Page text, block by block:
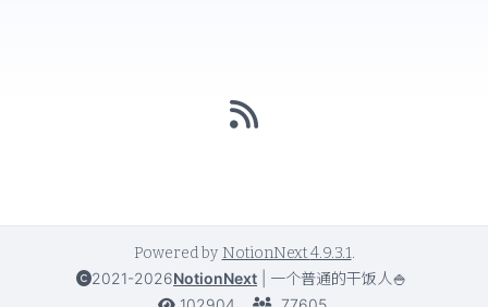
Powered by NotionNext4.9.3.1.
2021-2026NotionNext
一个普通的干饭人🍚